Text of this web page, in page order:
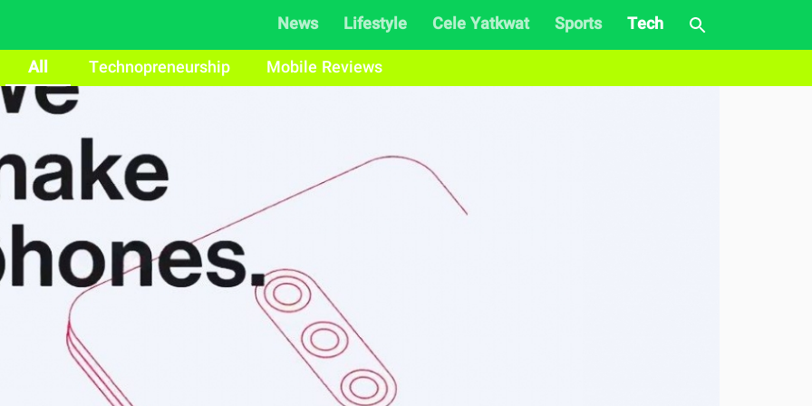
News Lifestyle Cele Yatkwat Sports
Tech
All
Technopreneurship Mobile Reviews